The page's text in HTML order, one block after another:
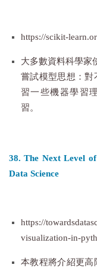
https://scikit-
大多數資料科學家
嘗試模型思想：對
習一些機器學習
習。
38. The Next Level
Data Science
https://
visualization-in-
本教程將介紹更高